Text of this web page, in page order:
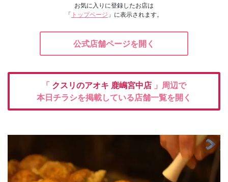
お気に入りに登録したお店は
「 トップページ 」に表示されます。
公式店舗ページを開く
「 クスリのアオキ 鹿嶋宮中店 」周辺で
本日チラシを掲載している店舗一覧を開く